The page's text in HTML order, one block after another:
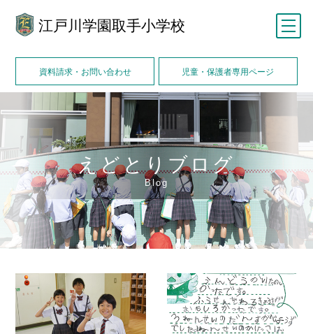
江戸川学園取手小学校
資料請求・お問い合わせ 児童・保護者専用ページ
えどとりブログ
Blog
メニュー